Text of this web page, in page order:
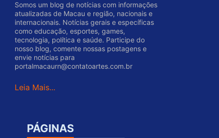
Somos um blog de notícias com informações
atualizadas de Macau e região, nacionais e
internacionais. Notícias gerais e específicas
como educação, esportes, games,
tecnologia, política e saúde. Participe do
nosso blog, comente nossas postagens e
envie notícias para
portalmacaurn@contatoartes.com.br
Leia Mais...
PÁGINAS